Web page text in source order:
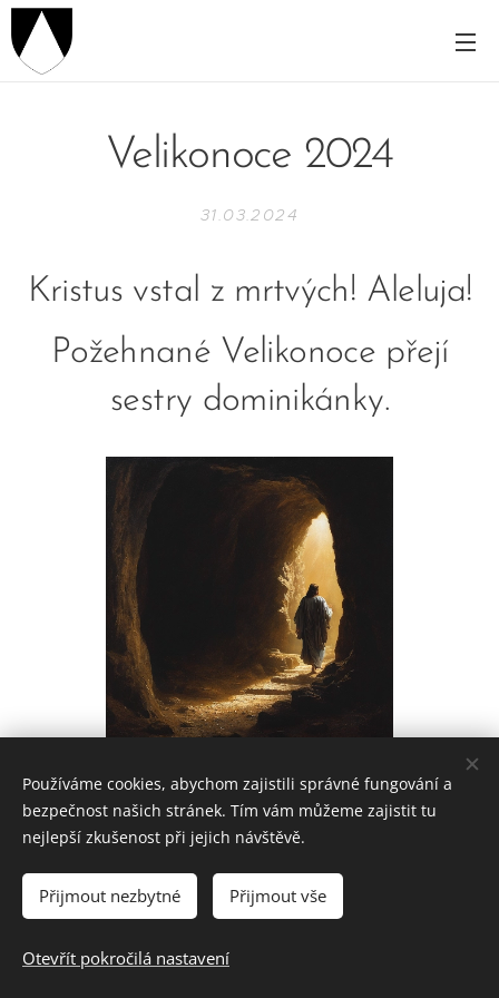
Velikonoce 2024
31.03.2024
Kristus vstal z mrtvých! Aleluja!
Požehnané Velikonoce přejí
sestry dominikánky.
Share
Vytvořeno službou
Používáme cookies, abychom zajistili správné fungování a
bezpečnost našich stránek. Tím vám můžeme zajistit tu
nejlepší zkušenost při jejich návštěvě.
Přijmout nezbytné Přijmout vše
Otevřít pokročilá nastavení